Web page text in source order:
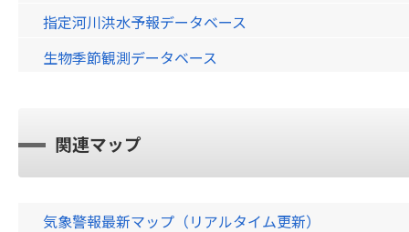
指定河川洪水予報データベース
生物季節観測データベース
関連マップ
気象警報最新マップ（リアルタイム更新）